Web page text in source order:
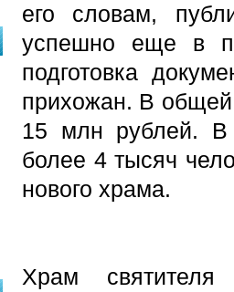
его словам,
успешно еще в
подготовка
прихожан. В
15 млн рублей. В
более 4 тысяч
нового храма.
Храм